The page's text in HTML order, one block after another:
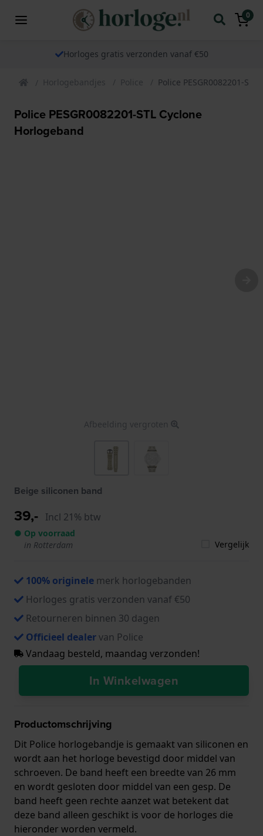
0
Horloges gratis verzonden vanaf €50
Horlogebandjes Police Police PESGR0082201-
Police PESGR0082201-STL Cyclone
Horlogeband
Afbeelding vergroten
Beige siliconen band
39,- Incl 21% btw
● Op voorraad
in Rotterdam
Vergelijk
100% originele merk horlogebanden
Horloges gratis verzonden vanaf €50
Retourneren binnen 30 dagen
Officieel dealervan Police
Vandaag besteld, maandag verzonden!
In Winkelwagen
Productomschrijving
Dit Police horlogebandje is gemaakt van siliconen en
wordt aan het horloge bevestigd door middel van
schroeven. De band heeft een breedte van 26 mm
en wordt gesloten door middel van een gesp. De
band heeft geen rechte aanzet wat betekent dat
deze band alleen geschikt is voor de horloges die
hieronder worden vermeld.